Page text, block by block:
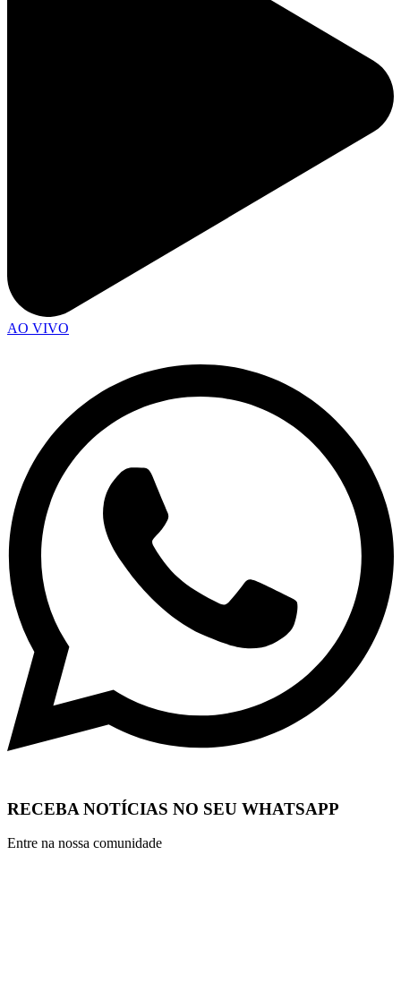
AO VIVO
RECEBA NOTÍCIAS NO SEU WHATSAPP
Entre na nossa comunidade